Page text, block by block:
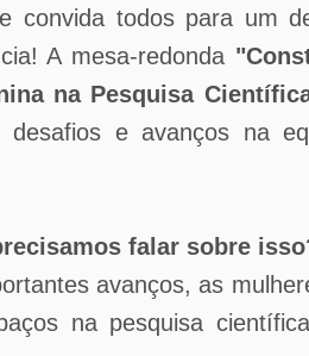
convida todos para um
A mesa-redonda
na Pesquisa
desafios e avanços na
falar sobre
avanços, as
na pesquisa